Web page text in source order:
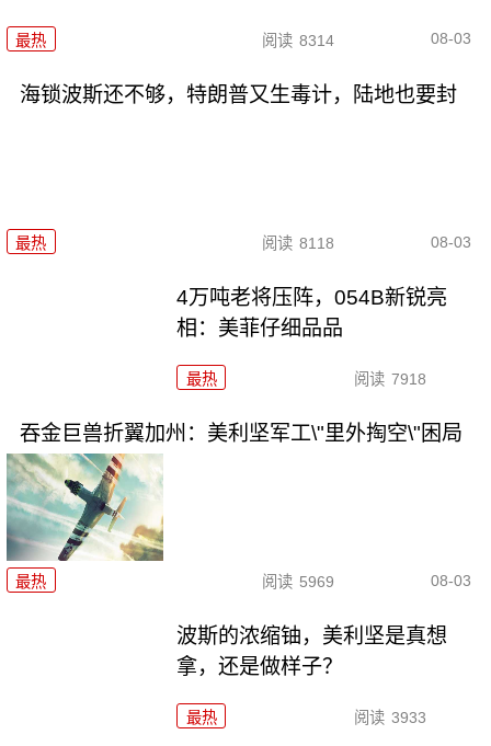
最热 阅读 8314 08-03
海锁波斯还不够，特朗普又生毒计，陆地也要封
最热 阅读 8118 08-03
4万吨老将压阵，054B新锐亮
相：美菲仔细品品
最热 阅读 7918
吞金巨兽折翼加州：美利坚军工\"里外掏空\"困局
最热 阅读 5969 08-03
波斯的浓缩铀，美利坚是真想
拿，还是做样子？
最热 阅读 3933